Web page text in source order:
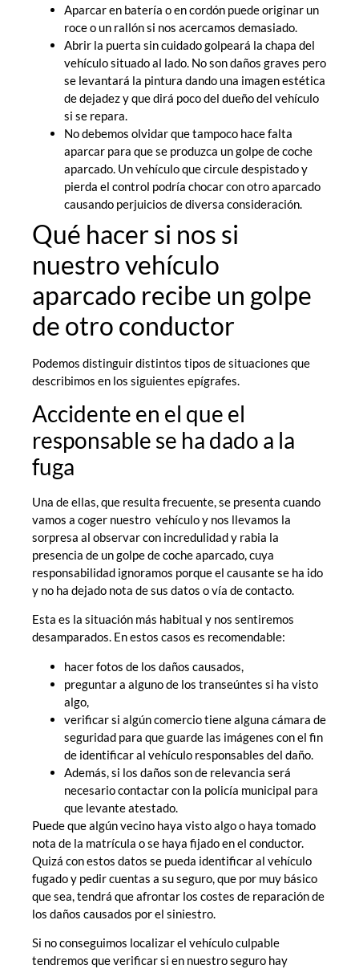
Aparcar en batería o en cordón puede originar un
roce o un rallón si nos acercamos demasiado.
Abrir la puerta sin cuidado golpeará la chapa del
vehículo situado al lado. No son daños graves pero
se levantará la pintura dando una imagen estética
de dejadez y que dirá poco del dueño del vehículo
si se repara.
No debemos olvidar que tampoco hace falta
aparcar para que se produzca un golpe de coche
aparcado. Un vehículo que circule despistado y
pierda el control podría chocar con otro aparcado
causando perjuicios de diversa consideración.
Qué hacer si nos si
nuestro vehículo
aparcado recibe un golpe
de otro conductor
Podemos distinguir distintos tipos de situaciones que
describimos en los siguientes epígrafes.
Accidente en el que el
responsable se ha dado a la
fuga
Una de ellas, que resulta frecuente, se presenta cuando
vamos a coger nuestro vehículo y nos llevamos la
sorpresa al observar con incredulidad y rabia la
presencia de un golpe de coche aparcado, cuya
responsabilidad ignoramos porque el causante se ha ido
y no ha dejado nota de sus datos o vía de contacto.
Esta es la situación más habitual y nos sentiremos
desamparados. En estos casos es recomendable:
hacer fotos de los daños causados,
preguntar a alguno de los transeúntes si ha visto
algo,
verificar si algún comercio tiene alguna cámara de
seguridad para que guarde las imágenes con el fin
de identificar al vehículo responsables del daño.
Además, si los daños son de relevancia será
necesario contactar con la policía municipal para
que levante atestado.
Puede que algún vecino haya visto algo o haya tomado
nota de la matrícula o se haya fijado en el conductor.
Quizá con estos datos se pueda identificar al vehículo
fugado y pedir cuentas a su seguro, que por muy básico
que sea, tendrá que afrontar los costes de reparación de
los daños causados por el siniestro.
Si no conseguimos localizar el vehículo culpable
tendremos que verificar si en nuestro seguro hay